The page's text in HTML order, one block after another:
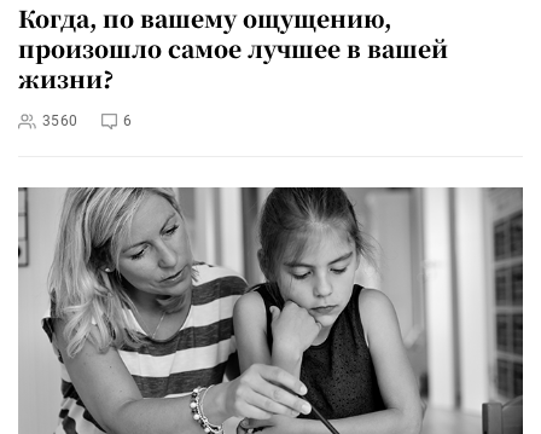
Когда, по вашему ощущению,
произошло самое лучшее в вашей
жизни?
3560 6